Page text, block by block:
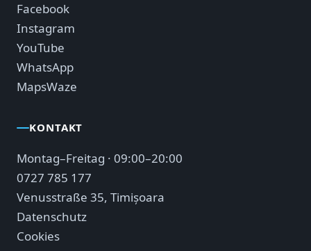
Facebook
Instagram
YouTube
WhatsApp
MapsWaze
KONTAKT
Montag–Freitag · 09:00–20:00
0727 785 177
Venusstraße 35, Timișoara
Datenschutz
Cookies